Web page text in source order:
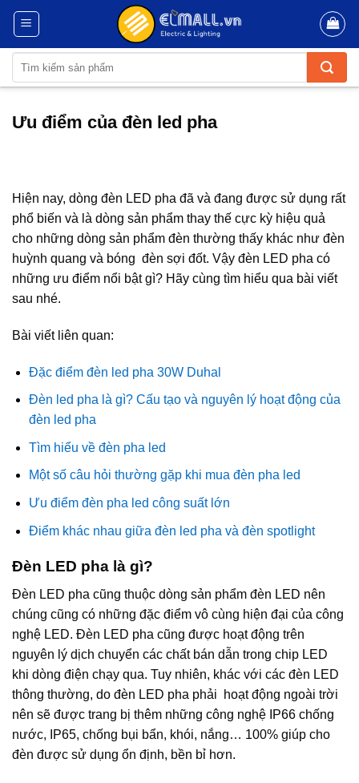
Skip
content
kiếm:
Ưu điểm của đèn led pha
Hiện nay, dòng đèn LED pha đã và đang được sử dụng rất
phổ biến và là dòng sản phẩm thay thế cực kỳ hiệu quả
cho những dòng sản phẩm đèn thường thấy khác như đèn
huỳnh quang và bóng đèn sợi đốt. Vậy đèn LED pha có
những ưu điểm nổi bật gì? Hãy cùng tìm hiểu qua bài viết
sau nhé.
Bài viết liên quan:
Đặc điểm đèn led pha 30W Duhal
Đèn led pha là gì? Cấu tạo và nguyên lý hoạt động của
đèn led pha
Tìm hiểu về đèn pha led
Một số câu hỏi thường gặp khi mua đèn pha led
Ưu điểm đèn pha led công suất lớn
Điểm khác nhau giữa đèn led pha và đèn spotlight
Đèn LED pha là gì?
Đèn LED pha cũng thuộc dòng sản phẩm đèn LED nên
chúng cũng có những đặc điểm vô cùng hiện đại của công
nghệ LED. Đèn LED pha cũng được hoạt động trên
nguyên lý dịch chuyển các chất bán dẫn trong chip LED
khi dòng điện chạy qua. Tuy nhiên, khác với các đèn LED
thông thường, do đèn LED pha phải hoạt động ngoài trời
nên sẽ được trang bị thêm những công nghệ IP66 chống
nước, IP65, chống bụi bẩn, khói, nắng… 100% giúp cho
đèn được sử dụng ổn định, bền bỉ hơn.